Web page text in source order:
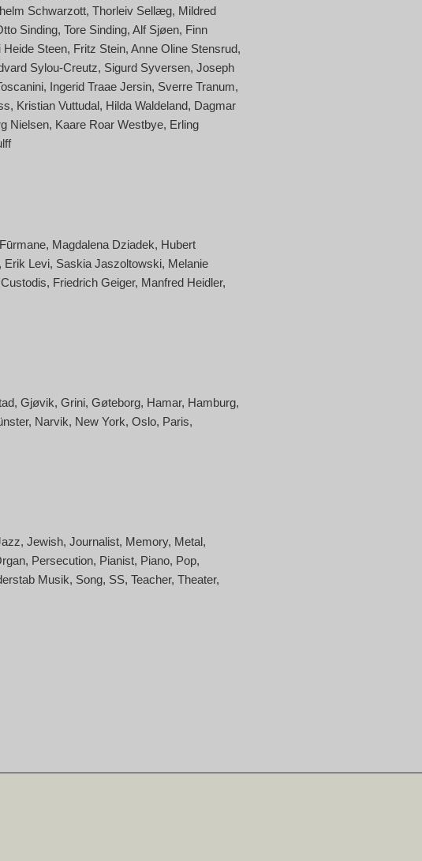
Schwarzott Thorleiv Sellæg Mildred
Sinding Tore Sinding Alf Sjøen Finn
Heide Steen Fritz Stein Anne Oline Stensrud
Sylou-Creutz Sigurd Syversen Joseph
Ingerid Traae Jersin Sverre Tranum
Kristian Vuttudal Hilda Waldeland Dagmar
Nielsen Kaare Roar Westbye Erling
Magdalena Dziadek Hubert
Erik Levi Saskia Jaszoltowski Melanie
Friedrich Geiger Manfred Heidler
Gjøvik Grini Gøteborg Hamar Hamburg
Narvik New York Oslo Paris
Jewish Journalist Memory Metal
Persecution Pianist Piano Pop
Musik Song SS Teacher Theater